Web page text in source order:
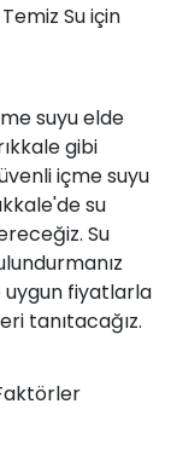
Su için
suyu elde
gibi
içme suyu
su
Su
fiyatlarla
tanıtacağız.